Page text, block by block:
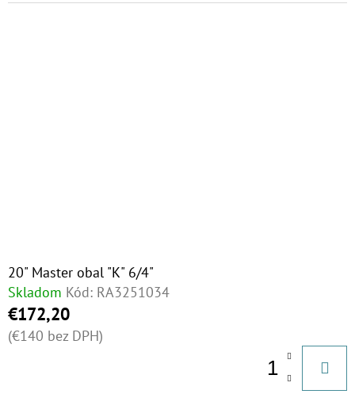
20" Master obal "K" 6/4"
Skladom Kód: RA3251034
€172,20
(€140 bez DPH)